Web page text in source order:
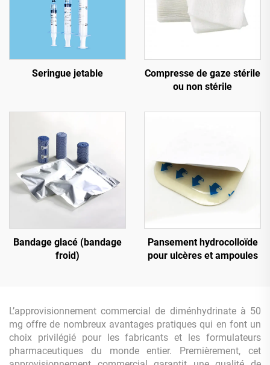
Seringue jetable
Compresse de gaze stérile
ou non stérile
Bandage glacé (bandage
froid)
Pansement hydrocolloïde
pour ulcères et ampoules
L’approvisionnement commercial de diménhydrinate à 50
mg offre de nombreux avantages pratiques qui en font un
choix privilégié pour les fabricants et les formulateurs
pharmaceutiques du monde entier. Premièrement, cet